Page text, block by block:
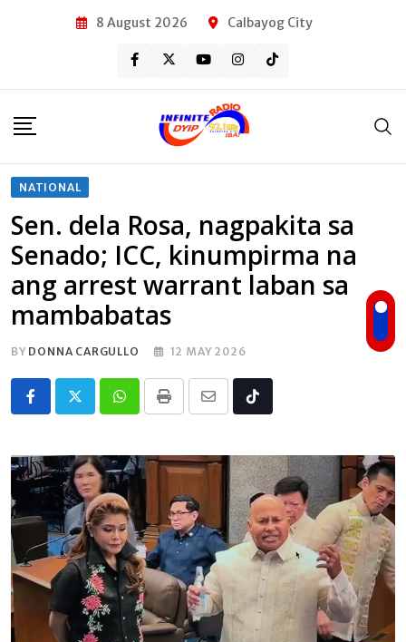
8 August 2026 Calbayog City
NATIONAL
Sen. dela Rosa, nagpakita sa
Senado; ICC, kinumpirma na
ang arrest warrant laban sa
mambabatas
BY DONNA CARGULLO 12 MAY 2026
Whatsapp
Print
Share
Email
Tiktok